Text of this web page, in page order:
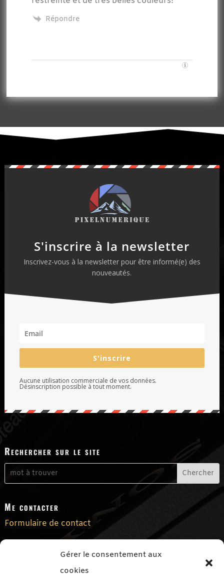
Gérer le consentement aux
cookies
Répondre
S'inscrire à la newsletter
Inscrivez-vous à la newsletter pour être informé(e) des
nouveautés.
S'inscrire
Aucune utilisation commerciale de vos données.
Désinscription possible à tout moment.
Rechercher sur le site
Me contacter
Formulaire de contact
Me suivre sur les réseaux sociaux